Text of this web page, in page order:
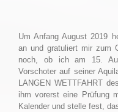
Um Anfang August 2019
an und gratuliert mir zum
noch, ob ich am 15.
Vorschoter auf seiner
LANGEN WETTFAHRT
ihm vorerst eine Prüfung
Kalender und stelle fest,